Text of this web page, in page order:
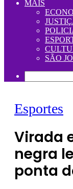
MAIS
SÃO
Esportes
Virada
negra
ponta